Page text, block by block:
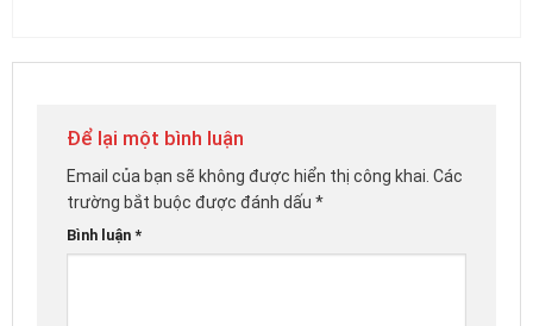
Để lại một bình luận
Email của bạn sẽ không được hiển thị công khai. Các
trường bắt buộc được đánh dấu *
Bình luận *